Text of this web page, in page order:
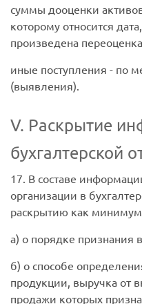
суммы дооценки
которому относится
произведена
иные поступления - по
(выявления).
V. Раскрытие
бухгалтерской
17. В составе
организации в
раскрытию как
а) о порядке признания
б) о способе
продукции, выручка от
продажи которых